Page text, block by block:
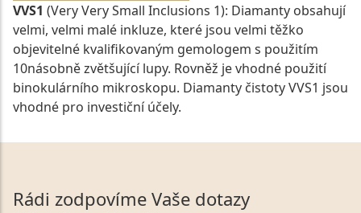
VVS1 (Very Very Small Inclusions 1): Diamanty obsahují
velmi, velmi malé inkluze, které jsou velmi těžko
objevitelné kvalifikovaným gemologem s použitím
10násobně zvětšující lupy. Rovněž je vhodné použití
binokulárního mikroskopu. Diamanty čistoty VVS1 jsou
vhodné pro investiční účely.
Rádi zodpovíme Vaše dotazy